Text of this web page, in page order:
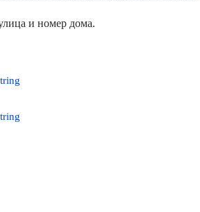
и номер дома.